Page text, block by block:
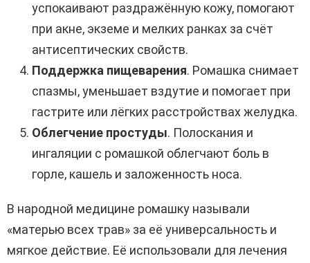
успокаивают раздражённую кожу, помогают
при акне, экземе и мелких ранках за счёт
антисептических свойств.
Поддержка пищеварения. Ромашка снимает
спазмы, уменьшает вздутие и помогает при
гастрите или лёгких расстройствах желудка.
Облегчение простуды. Полоскания и
ингаляции с ромашкой облегчают боль в
горле, кашель и заложенность носа.
В народной медицине ромашку называли
«матерью всех трав» за её универсальность и
мягкое действие. Её использовали для лечения